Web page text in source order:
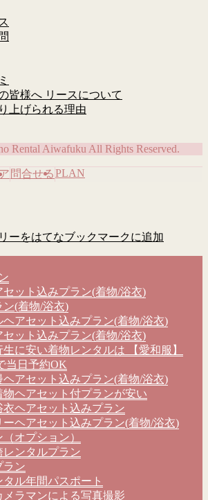
皆様へ リースについて
上げられる理由
Rental Aiwafuku All Rights Reserved.
問合せるPLAN
セット込みプラン(着物/浴衣)
ン(着物/浴衣)
ヘアセット込みプラン(着物/浴衣)
セット込みプラン(着物/浴衣)
に安い着物レンタルは 【愛和服】
当日予約OK
ヘアセット込みプラン(着物/浴衣)
物ヘアセット付プランが安い
衣ヘアセット込みプラン
ーヘアセット込みプラン(着物/浴衣)
オプション）
レンタルプラン
ラン
ル年間パスポート
メラマンによる写真撮影